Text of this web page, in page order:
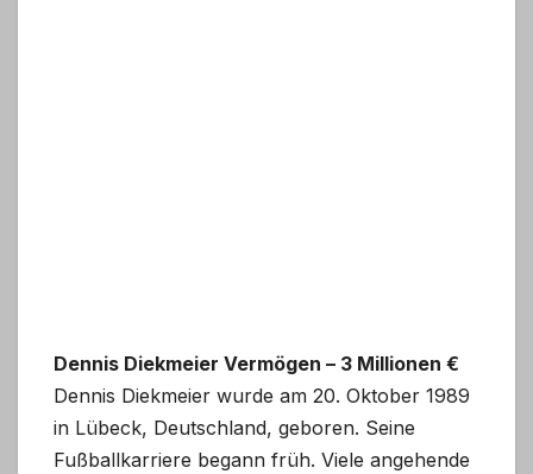
Dennis Diekmeier Vermögen – 3 Millionen €
Dennis Diekmeier wurde am 20. Oktober 1989
in Lübeck, Deutschland, geboren. Seine
Fußballkarriere begann früh. Viele angehende